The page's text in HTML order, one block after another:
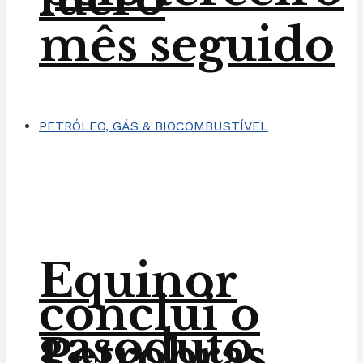
Equinor
conclui o
gasoduto
mês seguido
PETRÓLEO, GÁS & BIOCOMBUSTÍVEL